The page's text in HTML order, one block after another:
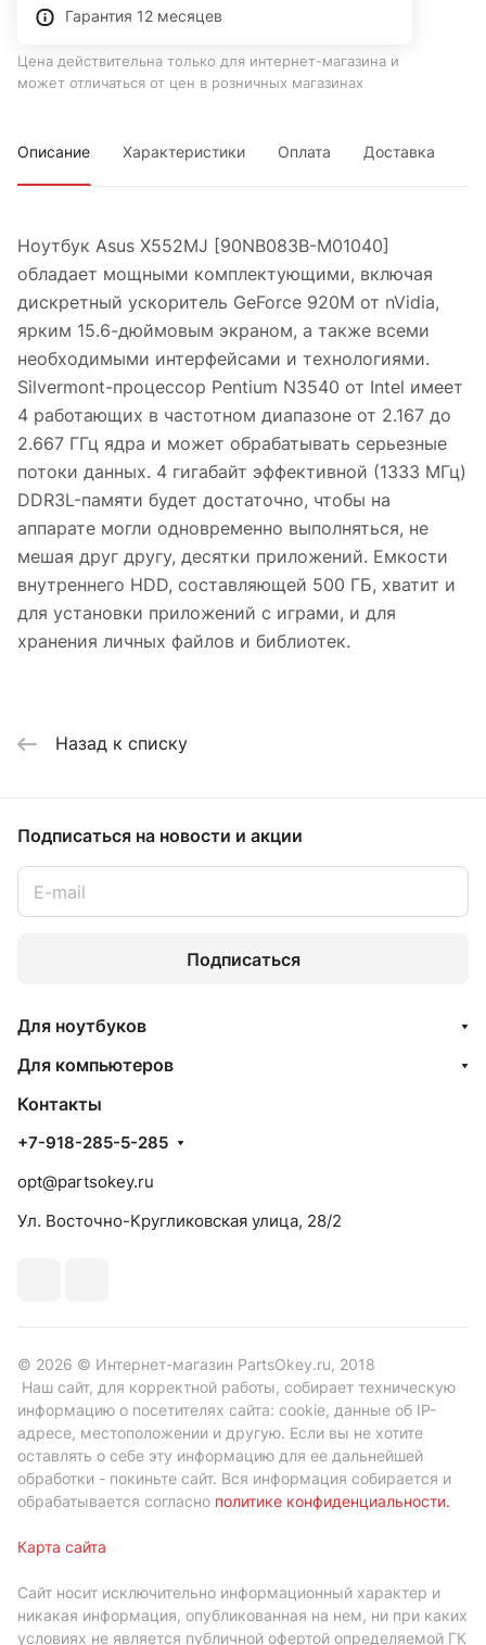
Гарантия 12 месяцев
Цена действительна только для интернет-магазина и
может отличаться от цен в розничных магазинах
Описание Характеристики Оплата Доставка
Ноутбук Asus X552MJ [90NB083B-M01040]
обладает мощными комплектующими, включая
дискретный ускоритель GeForce 920M от nVidia,
ярким 15.6-дюймовым экраном, а также всеми
необходимыми интерфейсами и технологиями.
Silvermont-процессор Pentium N3540 от Intel имеет
4 работающих в частотном диапазоне от 2.167 до
2.667 ГГц ядра и может обрабатывать серьезные
потоки данных. 4 гигабайт эффективной (1333 МГц)
DDR3L-памяти будет достаточно, чтобы на
аппарате могли одновременно выполняться, не
мешая друг другу, десятки приложений. Емкости
внутреннего HDD, составляющей 500 ГБ, хватит и
для установки приложений с играми, и для
хранения личных файлов и библиотек.
Назад к списку
Подписаться на новости и акции
Подписаться
Для ноутбуков
Для компьютеров
Контакты
+7-918-285-5-285
opt@partsokey.ru
Ул. Восточно-Кругликовская улица, 28/2
© 2026 © Интернет-магазин PartsOkey.ru, 2018
Наш сайт, для корректной работы, собирает техническую
информацию о посетителях сайта: cookie, данные об IP-
адресе, местоположении и другую. Если вы не хотите
оставлять о себе эту информацию для ее дальнейшей
обработки - покиньте сайт. Вся информация собирается и
обрабатывается согласно политике конфиденциальности.
Карта сайта
Сайт носит исключительно информационный характер и
никакая информация, опубликованная на нем, ни при каких
условиях не является публичной офертой определяемой ГК